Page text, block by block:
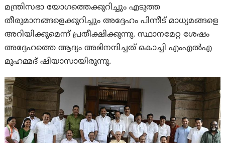
മന്ത്രിസഭാ യോഗത്തെക്കുറിച്ചും എടുത്ത
തീരുമാനങ്ങളെക്കുറിച്ചും അദ്ദേഹം പിന്നീട് മാധ്യമങ്ങളെ
അറിയിക്കുമെന്ന് പ്രതീക്ഷിക്കുന്നു. സ്ഥാനമേറ്റ ശേഷം
അദ്ദേഹത്തെ ആദ്യം അഭിനന്ദിച്ചത് കൊച്ചി എംഎൽഎ
മുഹമ്മദ് ഷിയാസായിരുന്നു.